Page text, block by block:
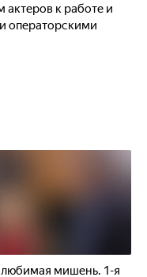
к работе и
операторскими
мишень. 1-я